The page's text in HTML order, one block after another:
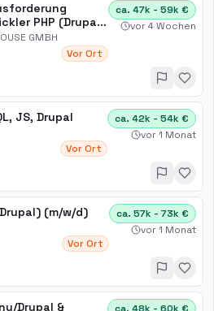
PHP (Drupal /
bei
HOUSE GMBH
GMBH
Vor Ort
ca. 47k - 59k €
vor 4 Wochen
JS, Drupal
Vor Ort
ca. 42k - 54k €
vor 1 Monat
(m/w/d)
Vor Ort
ca. 57k - 73k €
vor 1 Monat
Drupal &